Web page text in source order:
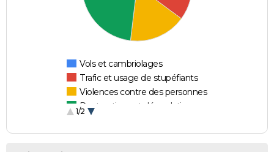
Vols et cambriolages
Trafic et usage de stupéfiants
Violences contre des personnes
Destructions et dégradations
1/2